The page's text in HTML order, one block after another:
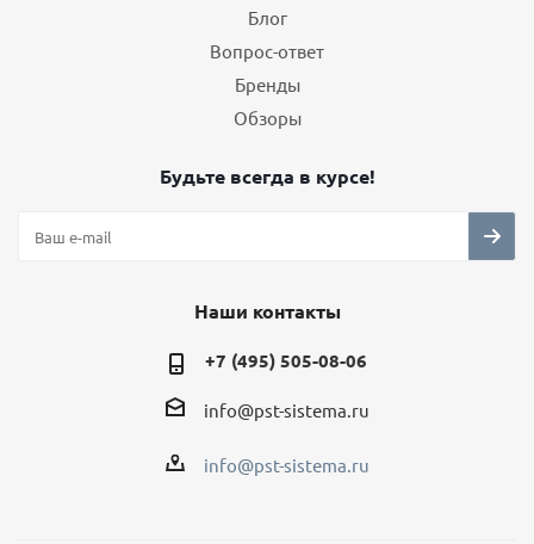
Блог
Вопрос-ответ
Бренды
Обзоры
Будьте всегда в курсе!
Наши контакты
+7 (495) 505-08-06
info@pst-sistema.ru
info@pst-sistema.ru